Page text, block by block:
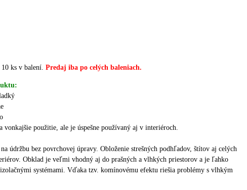
ks v balení. Predaj iba po celých baleniach.
vonkajšie použitie, ale je úspešne používaný aj v interiéroch.
údržbu bez povrchovej úpravy. Obloženie strešných podhľadov, štítov aj celých
Obklad je veľmi vhodný aj do prašných a vlhkých priestorov a je ľahko
systémami. Vďaka tzv. komínovému efektu riešia problémy s vlhkým